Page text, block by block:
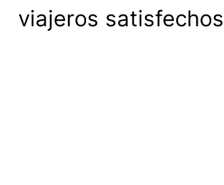
viajeros satisfechos